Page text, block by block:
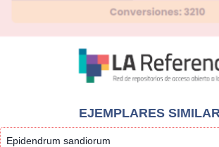
EJEMPLARES
Epidendrum sandiorum